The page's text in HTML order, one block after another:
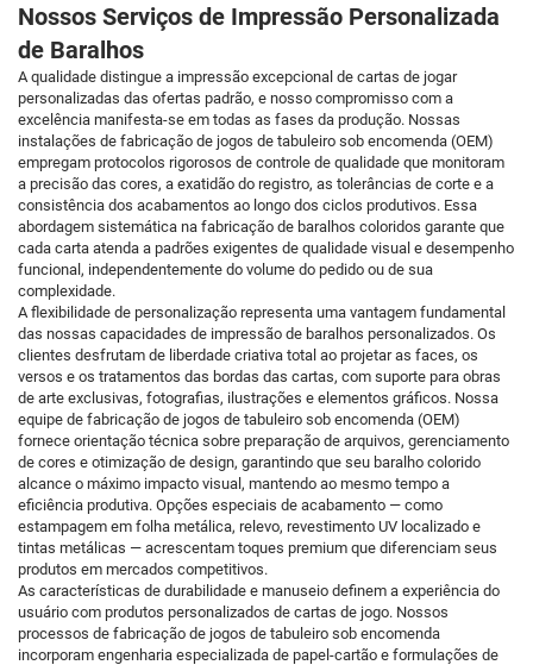
Nossos Serviços de Impressão Personalizada
de Baralhos
A qualidade distingue a impressão excepcional de cartas de jogar
personalizadas das ofertas padrão, e nosso compromisso com a
excelência manifesta-se em todas as fases da produção. Nossas
instalações de fabricação de jogos de tabuleiro sob encomenda (OEM)
empregam protocolos rigorosos de controle de qualidade que monitoram
a precisão das cores, a exatidão do registro, as tolerâncias de corte e a
consistência dos acabamentos ao longo dos ciclos produtivos. Essa
abordagem sistemática na fabricação de baralhos coloridos garante que
cada carta atenda a padrões exigentes de qualidade visual e desempenho
funcional, independentemente do volume do pedido ou de sua
complexidade.
A flexibilidade de personalização representa uma vantagem fundamental
das nossas capacidades de impressão de baralhos personalizados. Os
clientes desfrutam de liberdade criativa total ao projetar as faces, os
versos e os tratamentos das bordas das cartas, com suporte para obras
de arte exclusivas, fotografias, ilustrações e elementos gráficos. Nossa
equipe de fabricação de jogos de tabuleiro sob encomenda (OEM)
fornece orientação técnica sobre preparação de arquivos, gerenciamento
de cores e otimização de design, garantindo que seu baralho colorido
alcance o máximo impacto visual, mantendo ao mesmo tempo a
eficiência produtiva. Opções especiais de acabamento — como
estampagem em folha metálica, relevo, revestimento UV localizado e
tintas metálicas — acrescentam toques premium que diferenciam seus
produtos em mercados competitivos.
As características de durabilidade e manuseio definem a experiência do
usuário com produtos personalizados de cartas de jogo. Nossos
processos de fabricação de jogos de tabuleiro sob encomenda
incorporam engenharia especializada de papel-cartão e formulações de